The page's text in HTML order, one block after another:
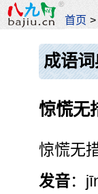
首页 >
成语
惊慌无
惊慌无措
发音：